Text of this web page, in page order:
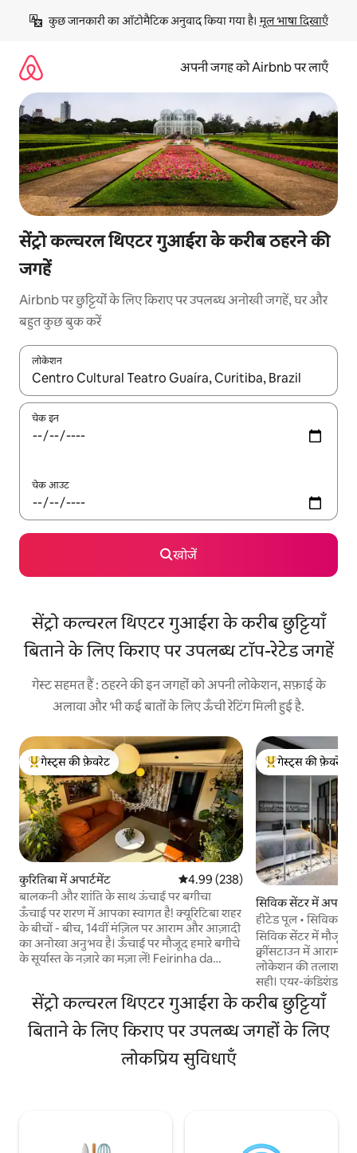
छोड़कर
कॉन्टेंट
कुछ जानकारी का ऑटोमैटिक अनुवाद किया गया है। मूल भाषा दिखाएँ
अपनी जगह को Airbnb पर लाएँ
सेंट्रो कल्चरल थिएटर गुआईरा के करीब ठहरने की
जगहें
Airbnb पर छुट्टियों के लिए किराए पर उपलब्ध अनोखी जगहें, घर और
बहुत कुछ बुक करें
लोकेशन
नतीजों के उपलब्ध होने पर, अप और डाउन 'ऐरो की' का इस्तेमाल करके नेविगेट
चेक इन
चेक आउट
खोजें
सेंट्रो कल्चरल थिएटर गुआईरा के करीब छुट्टियाँ
बिताने के लिए किराए पर उपलब्ध टॉप-रेटेड जगहें
गेस्ट सहमत हैं : ठहरने की इन जगहों को अपनी लोकेशन, सफ़ाई के
अलावा और भी कई बातों के लिए ऊँची रेटिंग मिली हुई है.
गेस्ट्स का टॉप फ़ेवरेट
गेस्ट्स की फ़ेवरेट
कुरितिबा में अपार्टमेंट औसत रेटिंग 5 में से 4.99, 238 समीक्षाएँ
4.99 (238)
बालकनी और शांति के साथ ऊंचाई पर बगीचा
ऊँचाई पर शरण में आपका स्वागत है! क्यूरिटिबा शहर
के बीचों - बीच, 14वीं मंज़िल पर आराम और आज़ादी
का अनोखा अनुभव है। ऊँचाई पर मौजूद हमारे बगीचे
के सूर्यास्त के नज़ारे का मज़ा लें! Feirinha da
तो हमारे किंग साइज़ बेड में आराम करें,जो बड़े और
आरामदायक वातावरण से घिरा हुआ है। आराम,
सुरक्षा और शैली हमारे ठहरने की जगह को परिभाषित
करती है। आइए और अविस्मरणीय अनुभवों का
अनुभव करें! हम आपके आने का इंतज़ार कर रहे हैं!
गेस्ट्स का टॉप फ़ेवरेट
गेस्ट्स की फ़ेवरेट
सिविक सेंटर में
हीटेड पूल • सिविक
सिविक सेंटर में मौजूद
क्वींसटाउन में आराम,
लोकेशन की तलाश
सही। एयर-कंडिशंड
किचन और स्मार्ट
काम करने के लिहाज़
लोग आराम से रह सकते
के बिस्तर हैं। • गर्म पूल • जिम • सॉना • छत • लॉन्ड्री
सेंट्रो कल्चरल थिएटर गुआईरा के करीब छुट्टियाँ
बिताने के लिए किराए पर उपलब्ध जगहों के लिए
लोकप्रिय सुविधाएँ